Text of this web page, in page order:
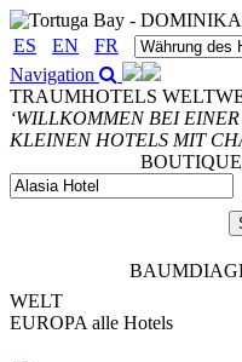
ES EN FR
Navigation
TRAUMHOTELS
‘WILLKOMMEN BEI
KLEINEN HOTELS MIT
WELT
EUROPA alle Hotels